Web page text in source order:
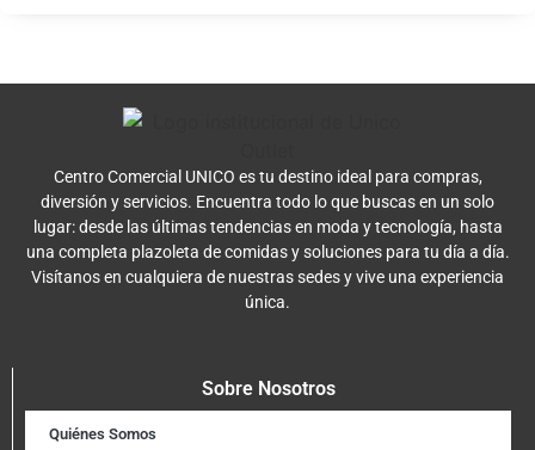
Centro Comercial UNICO es tu destino ideal para compras,
diversión y servicios. Encuentra todo lo que buscas en un solo
lugar: desde las últimas tendencias en moda y tecnología, hasta
una completa plazoleta de comidas y soluciones para tu día a día.
Visítanos en cualquiera de nuestras sedes y vive una experiencia
única.
Sobre Nosotros
Quiénes Somos